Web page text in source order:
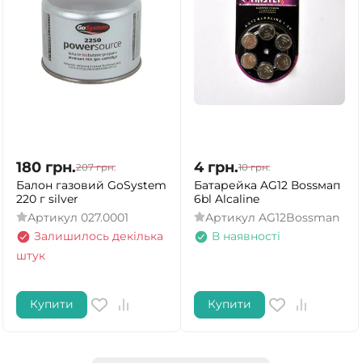
180 грн.207 грн.
Балон газовий GoSystem
220 г silver
Артикул 027.0001
Залишилось декілька
штук
Купити
4 грн.10 грн.
Батарейка AG12 Воѕѕмап
6bl Alcaline
Артикул AG12Bossmаn
В наявності
Купити